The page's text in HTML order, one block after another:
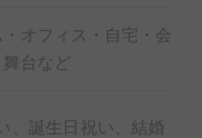
・オフィス・自宅・会
台など
、誕生日祝い、結婚